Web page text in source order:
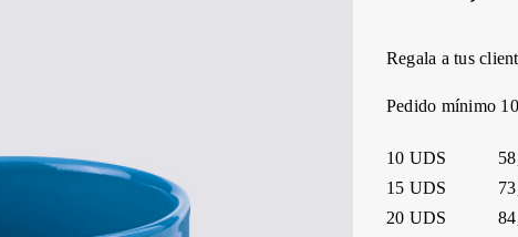
Regala a tus
Pedido mínimo
10 UDS
15 UDS
20 UDS